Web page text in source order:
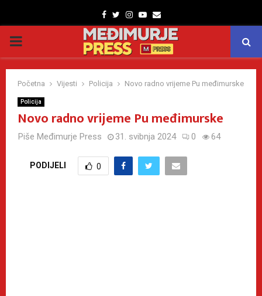
Facebook
TwitterInstagram
Youtube
Email
PRIMARY
MENU
Početna Vijesti Policija Novo radno vrijeme Pu međimurske
Policija
Novo radno vrijeme Pu međimurske
Piše Međimurje Press 31. svibnja 2024 0 64
PODIJELI 0